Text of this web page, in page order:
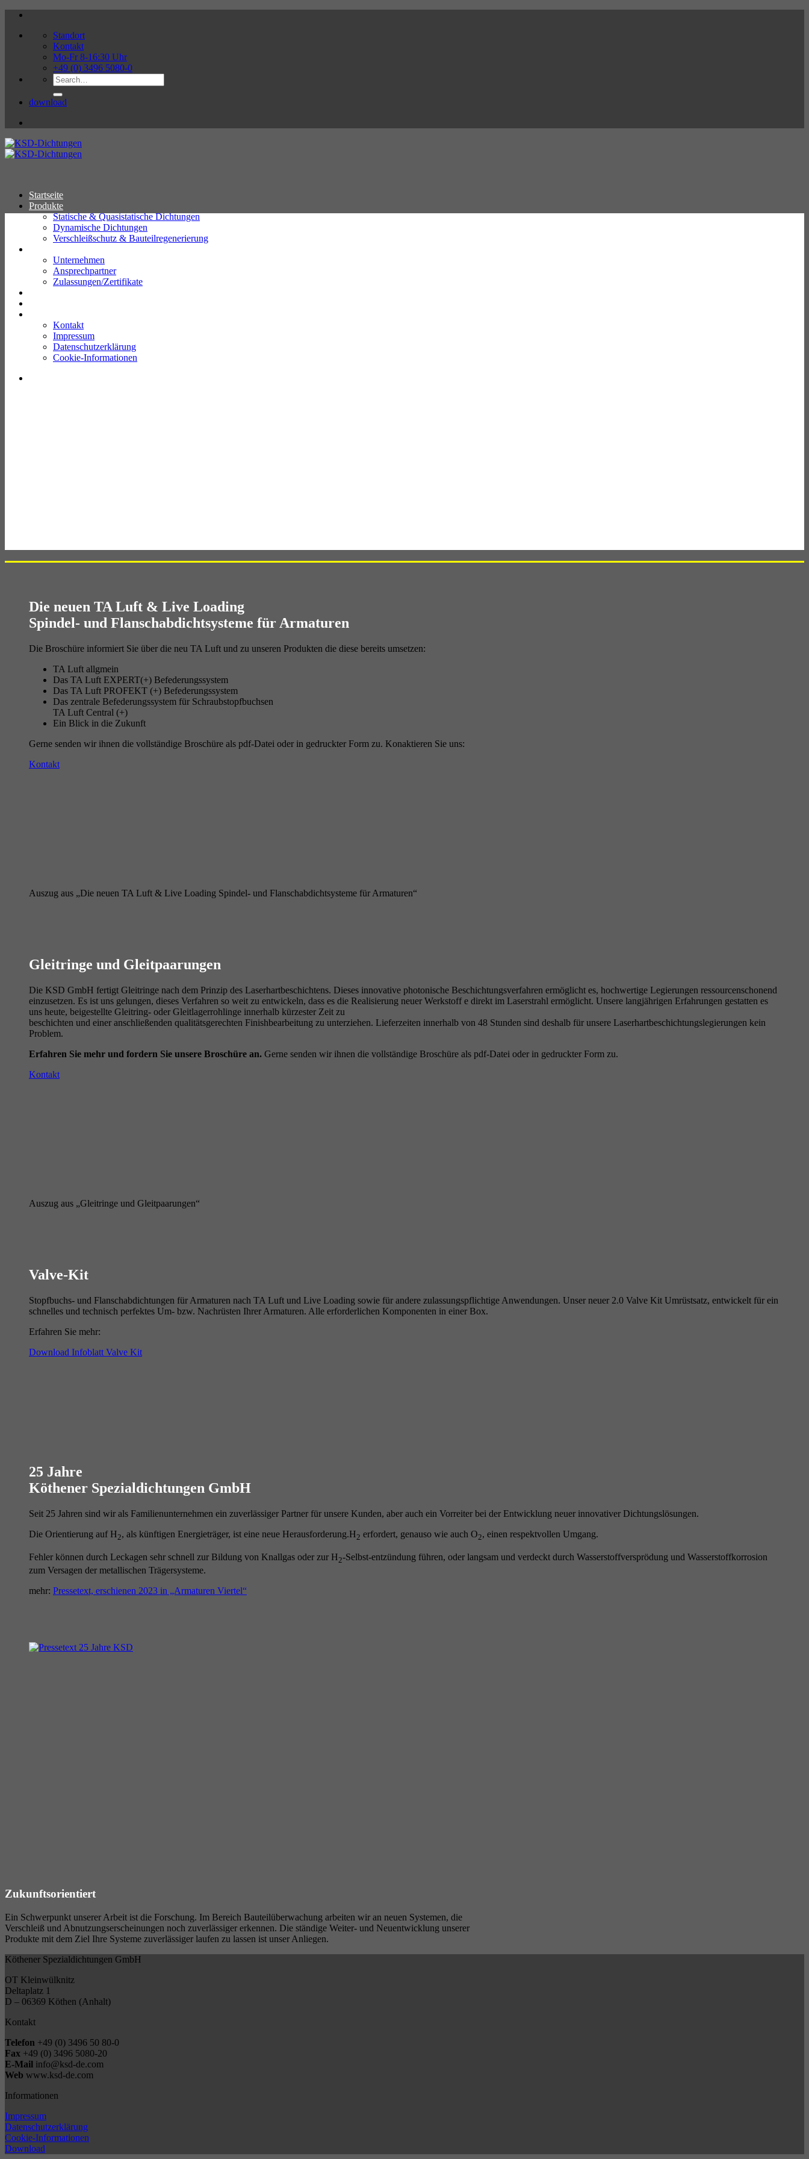
Zum
springen
Standort
Kontakt
Mo-Fr 8-16:30 Uhr
+49 (0) 3496 5080-0
download
Startseite
Produkte
Statische & Quasistatische Dichtungen
Dynamische Dichtungen
Verschleißschutz & Bauteilregenerierung
Unternehmen
Ansprechpartner
Zulassungen/Zertifikate
Kontakt
Impressum
Datenschutzerklärung
Cookie-Informationen
Die neuen TA Luft & Live Loading
Spindel- und Flanschabdichtsysteme für Armaturen
Die Broschüre informiert Sie über die neu TA Luft und zu unseren Produkten die diese bereits umsetzen:
TA Luft allgmein
Das TA Luft EXPERT(+) Befederungssystem
Das TA Luft PROFEKT (+) Befederungssystem
Das zentrale Befederungssystem für Schraubstopfbuchsen
TA Luft Central (+)
Ein Blick in die Zukunft
Gerne senden wir ihnen die voll­ständige Broschüre als pdf-Datei oder in gedruckter Form zu. Konaktieren Sie uns:
Kontakt
Auszug aus „Die neuen TA Luft & Live Loading Spindel- und Flanschabdichtsysteme für Armaturen“
Gleitringe und Gleitpaarungen
Die KSD GmbH fertigt Gleitringe nach dem Prinzip des Laserhartbeschichtens. Dieses innovative photonische Beschichtungsverfahren ermöglicht es, hochwertige Legierungen ressourcenschonend
einzusetzen. Es ist uns gelungen, dieses Verfahren so weit zu entwickeln, dass es die Realisierung neuer Werkstoff e direkt im Laserstrahl ermöglicht. Unsere langjährigen Erfahrungen gestatten es
uns heute, beigestellte Gleitring- oder Gleitlagerrohlinge innerhalb kürzester Zeit zu
beschichten und einer anschließenden qualitätsgerechten Finishbearbeitung zu unterziehen. Lieferzeiten innerhalb von 48 Stunden sind deshalb für unsere Laserhartbeschichtungslegierungen kein
Problem.
Erfahren Sie mehr und fordern Sie unsere Broschüre an. Gerne senden wir ihnen die voll­ständige Broschüre als pdf-Datei oder in gedruckter Form zu.
Kontakt
Auszug aus „Gleitringe und Gleitpaarungen“
Valve-Kit
Stopfbuchs- und Flanschabdichtungen für Armaturen nach TA Luft und Live Loading sowie für andere zulassungspflichtige Anwendungen. Unser neuer 2.0 Valve Kit Umrüstsatz, entwickelt für ein
schnelles und technisch perfektes Um- bzw. Nachrüsten Ihrer Armaturen. Alle erforderlichen Komponenten in einer Box.
Erfahren Sie mehr:
Download Infoblatt Valve Kit
25 Jahre
Köthener Spezialdichtungen GmbH
Seit 25 Jahren sind wir als Familienunternehmen ein zuverlässiger Partner für unsere Kunden, aber auch ein Vorreiter bei der Entwicklung neuer innovativer Dichtungslösungen.
Die Orientierung auf H2, als künftigen Energieträger, ist eine neue Herausforderung.H2 erfordert, genauso wie auch O2, einen respektvollen Umgang.
Fehler können durch Leckagen sehr schnell zur Bildung von Knallgas oder zur H2-Selbst-entzündung führen, oder langsam und verdeckt durch Wasserstoffversprödung und Wasserstoffkorrosion
zum Versagen der metallischen Trägersysteme.
mehr: Pressetext, erschienen 2023 in „Armaturen Viertel“
Zukunftsorientiert
Ein Schwerpunkt unserer Arbeit ist die Forschung. Im Bereich Bauteilüberwachung arbeiten wir an neuen Systemen, die
Verschleiß und Abnutzungserscheinungen noch zuverlässiger erkennen. Die ständige Weiter- und Neuentwicklung unserer
Produkte mit dem Ziel Ihre Systeme zuverlässiger laufen zu lassen ist unser Anliegen.
Köthener Spezialdichtungen GmbH
OT Kleinwülknitz
Deltaplatz 1
D – 06369 Köthen (Anhalt)
Kontakt
Telefon +49 (0) 3496 50 80-0
Fax +49 (0) 3496 5080-20
E-Mail info@ksd-de.com
Web www.ksd-de.com
Informationen
Impressum
Datenschutzerklärung
Cookie-Informationen
Download